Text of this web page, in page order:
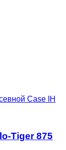
Case IH
Tiger 875